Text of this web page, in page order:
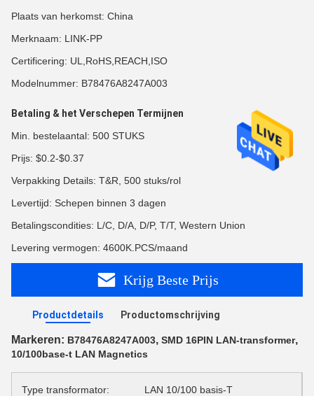
Plaats van herkomst: China
Merknaam: LINK-PP
Certificering: UL,RoHS,REACH,ISO
Modelnummer: B78476A8247A003
Betaling & het Verschepen Termijnen
Min. bestelaantal: 500 STUKS
Prijs: $0.2-$0.37
Verpakking Details: T&R, 500 stuks/rol
Levertijd: Schepen binnen 3 dagen
Betalingscondities: L/C, D/A, D/P, T/T, Western Union
Levering vermogen: 4600K.PCS/maand
Krijg Beste Prijs
Productdetails Productomschrijving
Markeren: B78476A8247A003, SMD 16PIN LAN-transformer,
10/100base-t LAN Magnetics
Type transformator: LAN 10/100 basis-T